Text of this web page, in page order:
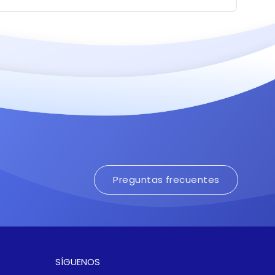
Preguntas frecuentes
SÍGUENOS